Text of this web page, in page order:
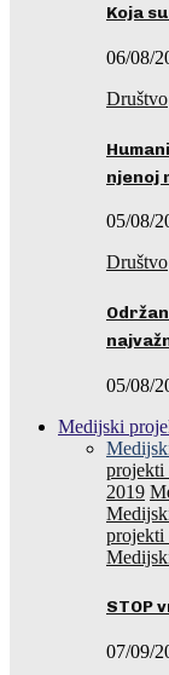
Koja
06/08/
Društvo
njenoj
05/08/
Društvo
05/08/
Medijski
projekti
2019
projekti
STOP
07/09/